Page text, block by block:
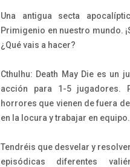
Una antigua secta
Primigenio en nuestro mundo.
¿Qué vais a hacer?
Cthulhu: Death May Die es un
acción para 1-5 jugadores.
horrores que vienen de fuera
en la locura y trabajar en equipo.
Tendréis que desvelar y
episódicas diferentes